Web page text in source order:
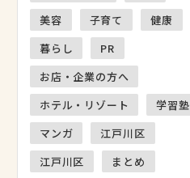
美容
子育て
健康
暮らし
PR
お店・企業の方へ
ホテル・リゾート
学習塾
マンガ
江戸川区
江戸川区
まとめ